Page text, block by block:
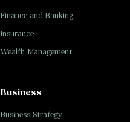
Finance and Banking
Insurance
Wealth Management
Business
Business Strategy